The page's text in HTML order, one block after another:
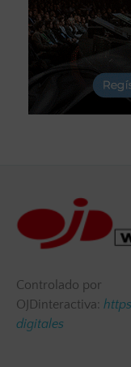
Controlado por
OJDinteractiva:
digitales